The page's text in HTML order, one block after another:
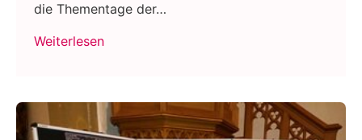
die Thementage der…
Weiterlesen